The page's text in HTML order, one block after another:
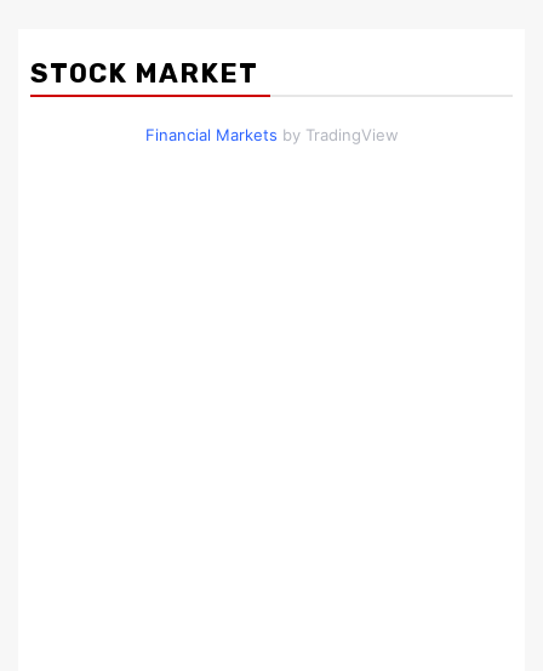
STOCK MARKET
Financial Markets by TradingView